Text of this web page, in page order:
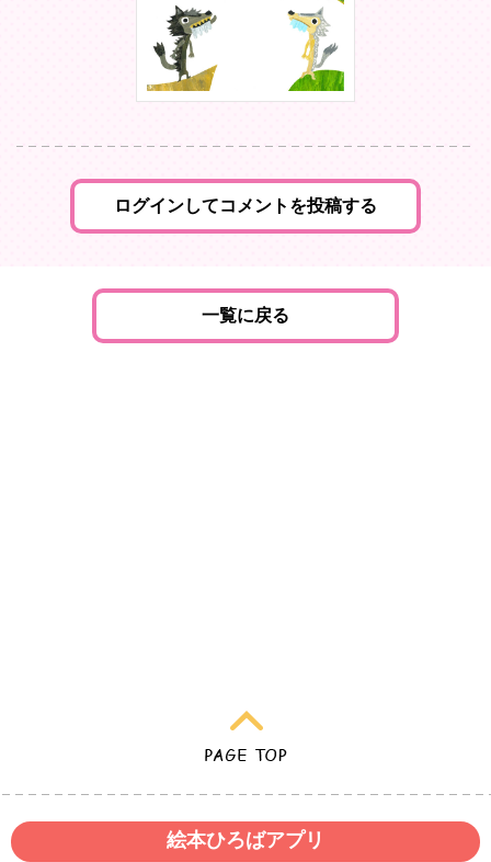
ログインしてコメントを投稿する
一覧に戻る
絵本ひろばアプリ